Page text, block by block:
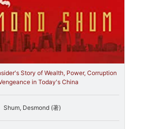
Story of Wealth, Power, Corruption
in Today's China
Shum, Desmond (著)